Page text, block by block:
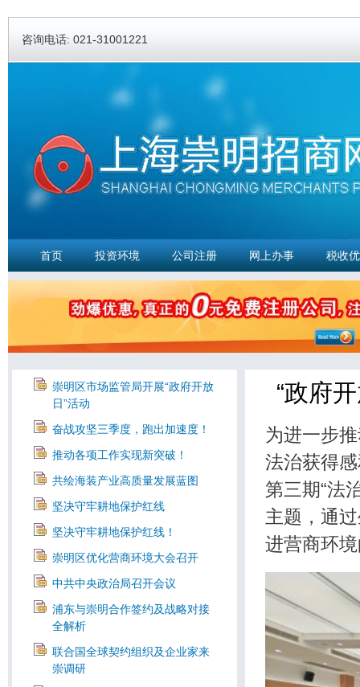
咨询电话: 021-31001221
首页 投资环境 公司注册 网上办事 税收
崇明区市场监管局开展“政府开放
日”活动
奋战攻坚三季度，跑出加速度！
推动各项工作实现新突破！
共绘海装产业高质量发展蓝图
坚决守牢耕地保护红线
坚决守牢耕地保护红线！
崇明区优化营商环境大会召开
中共中央政治局召开会议
浦东与崇明合作签约及战略对接
全解析
联合国全球契约组织及企业家来
崇调研
“政府
为进一步
法治获得
第三期“法
主题，通
进营商环